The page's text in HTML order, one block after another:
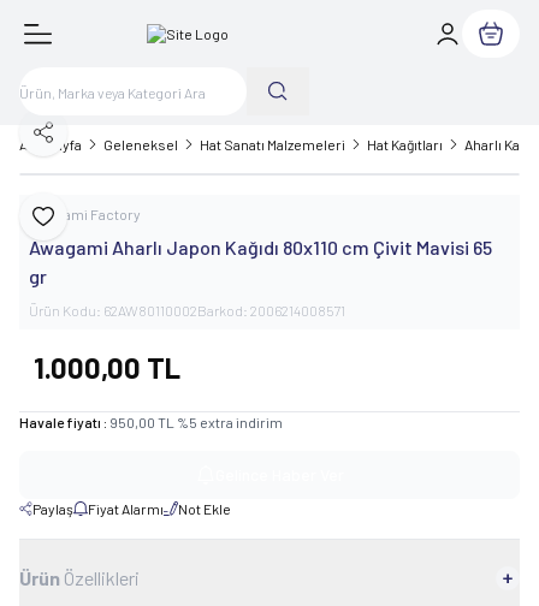
Sepetim
Ana Sayfa Geleneksel Hat Sanatı Malzemeleri Hat Kağıtları Aharlı Kağıt
Favoriye Ekle
Paylaş
Awagami Factory
Awagami Aharlı Japon Kağıdı 80x110 cm Çivit Mavisi 65
gr
Ürün Kodu: 62AW80110002Barkod: 2006214008571
1.000,00 TL
Havale fiyatı : 950,00 TL %5 extra indirim
Paylaş Fiyat Alarmı Not Ekle
Ürün Özellikleri